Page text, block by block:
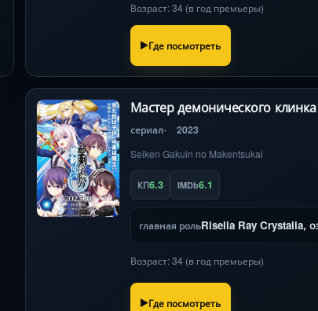
Возраст: 34 (в год премьеры)
Где посмотреть
Мастер демонического
сериал 2023
Seiken Gakuin no Makentsukai
КП6.3 IMDb6.1
главная рольRiselia Ray Crystalia,
Возраст: 34 (в год премьеры)
Где посмотреть